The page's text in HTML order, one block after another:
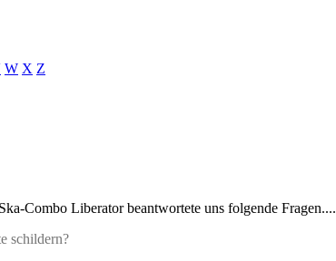
W X Z
Combo Liberator beantwortete uns folgende Fragen....
schildern?